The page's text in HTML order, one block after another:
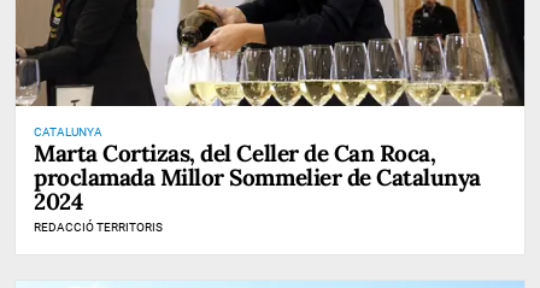
CATALUNYA
Marta Cortizas, del Celler de Can Roca,
proclamada Millor Sommelier de Catalunya
2024
REDACCIÓ TERRITORIS